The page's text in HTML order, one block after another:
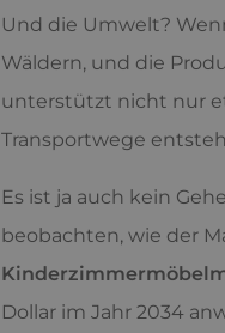
Und die Umwelt?
Wäldern, und die
unterstützt nicht nur
Transportwege
Es ist ja auch kein
beobachten, wie der
Dollar im Jahr 2034